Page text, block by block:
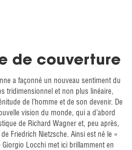
de couverture
a façonné un nouveau sentiment du
tridimensionnel et non plus linéaire,
de l’homme et de son devenir. De
vision du monde, qui a d’abord
de Richard Wagner et, peu après,
Friedrich Nietzsche. Ainsi est né le «
Locchi met ici brillamment en